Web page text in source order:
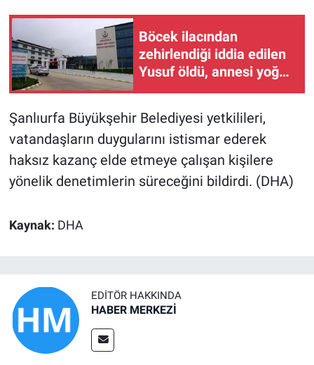
Böcek ilacından
zehirlendiği iddia edilen
Yusuf öldü, annesi yoğun
bakımda (2)
Şanlıurfa Büyükşehir Belediyesi yetkilileri,
vatandaşların duygularını istismar ederek
haksız kazanç elde etmeye çalışan kişilere
yönelik denetimlerin süreceğini bildirdi. (DHA)
Kaynak: DHA
EDITÖR HAKKINDA
HABER MERKEZİ